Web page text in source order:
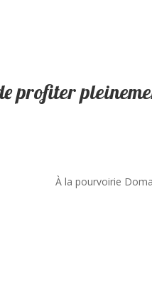
profiter
À la pourvoirie